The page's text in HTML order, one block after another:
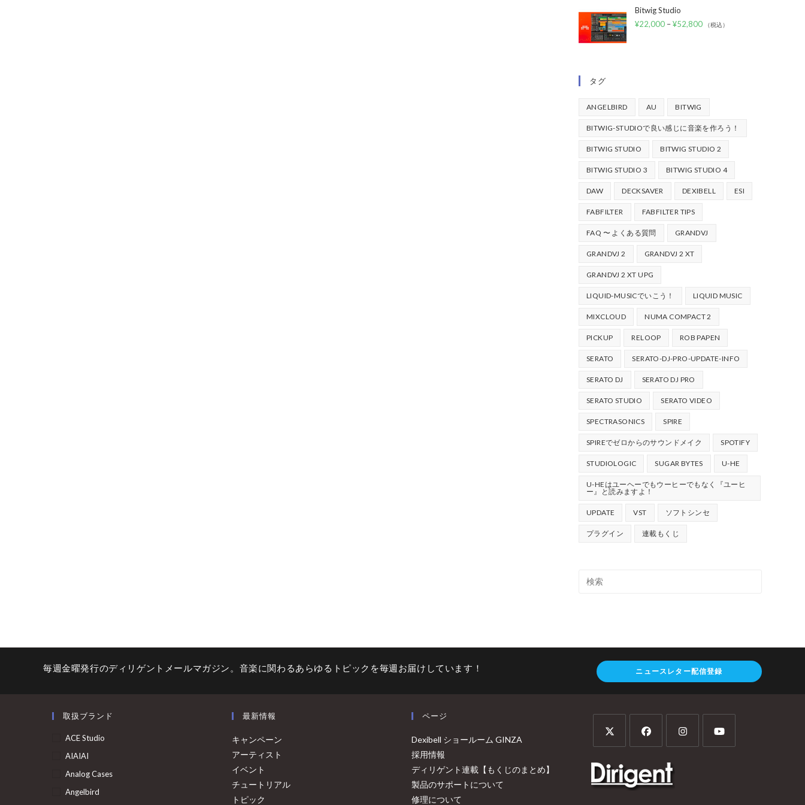
Bitwig Studio
¥22,000 –¥52,800 （税込）
タグ
ANGELBIRD AU BITWIG
BITWIG-STUDIOで良い感じに音楽を作ろう！
BITWIG STUDIO BITWIG STUDIO 2
BITWIG STUDIO 3 BITWIG STUDIO 4
DAW DECKSAVER DEXIBELL ESI
FABFILTER FABFILTER TIPS
FAQ 〜 よくある質問 GRANDVJ
GRANDVJ 2 GRANDVJ 2 XT
GRANDVJ 2 XT UPG
LIQUID-MUSICでいこう！ LIQUID MUSIC
MIXCLOUD NUMA COMPACT 2
PICKUP RELOOP ROB PAPEN
SERATO SERATO-DJ-PRO-UPDATE-INFO
SERATO DJ SERATO DJ PRO
SERATO STUDIO SERATO VIDEO
SPECTRASONICS SPIRE
SPIREでゼロからのサウンドメイク SPOTIFY
STUDIOLOGIC SUGAR BYTES U-HE
U-HEはユーヘーでもウーヒーでもなく『ユーヒ
ー』と読みますよ！
UPDATE VST ソフトシンセ
プラグイン 連載もくじ
毎週金曜発行のディリゲントメールマガジン。音楽に関わるあらゆるトピックを毎週お届けしています！ ニュースレター配信登録
取扱ブランド
ACE Studio
AIAIAI
Analog Cases
Angelbird
最新情報
キャンペーン
アーティスト
イベント
チュートリアル
トピック
ページ
Dexibell ショールーム GINZA
採用情報
ディリゲント連載【もくじのまとめ】
製品のサポートについて
修理について